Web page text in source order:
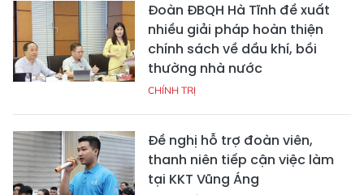
Đoàn ĐBQH Hà Tĩnh đề xuất
nhiều giải pháp hoàn thiện
chính sách về dầu khí, bồi
thường nhà nước
CHÍNH TRỊ
Đề nghị hỗ trợ đoàn viên,
thanh niên tiếp cận việc làm
tại KKT Vũng Áng